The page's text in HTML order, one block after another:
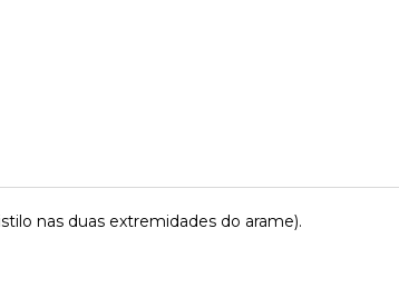
nas duas extremidades do arame).